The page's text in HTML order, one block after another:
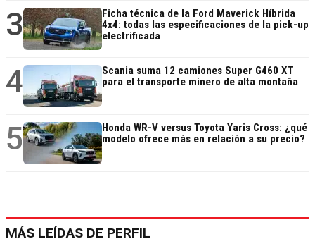
3
Ficha técnica de la Ford Maverick Híbrida
4x4: todas las especificaciones de la pick-up
electrificada
4
Scania suma 12 camiones Super G460 XT
para el transporte minero de alta montaña
5
Honda WR-V versus Toyota Yaris Cross: ¿qué
modelo ofrece más en relación a su precio?
MÁS LEÍDAS DE PERFIL